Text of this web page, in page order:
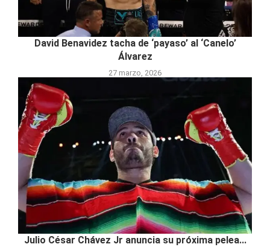
David Benavidez tacha de ‘payaso’ al ‘Canelo’
Álvarez
27 marzo, 2026
Julio César Chávez Jr anuncia su próxima pelea...